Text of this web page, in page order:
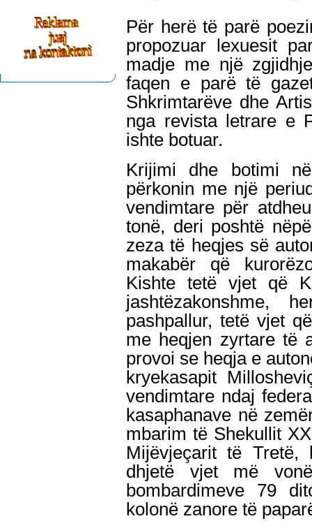
Për herë të parë
propozuar lexuesit
madje me një
faqen e parë të
Shkrimtarëve dhe
nga revista letrare e
ishte botuar.
Krijimi dhe botimi
përkonin me një
vendimtare për
tonë, deri poshtë
zeza të heqjes së
makabër që
Kishte tetë vjet që
pashpallur, tetë vjet
me heqjen zyrtare të
provoi se heqja e
kryekasapit
vendimtare ndaj
kasaphanave në
mbarim të Shekullit
Mijëvjeçarit të
dhjetë vjet më
bombardimeve 79
kolonë zanore të